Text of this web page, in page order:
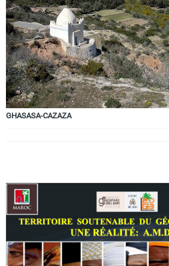
Circuits touristiques
Tourisme
Régions
Evenements
Contact
GHASASA-CAZAZA